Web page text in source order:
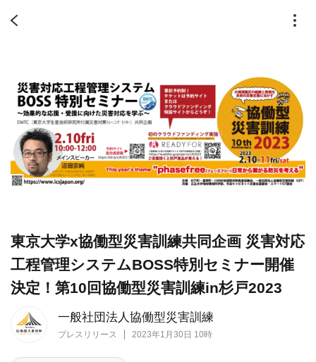
一般社団法人協働型災害訓練
プレスリリース 2023年1月30日 10時
東京大学x協働型災害訓練共同企画 災害対応
工程管理システムBOSS特別セミナー開催
決定！第10回協働型災害訓練in杉戸2023